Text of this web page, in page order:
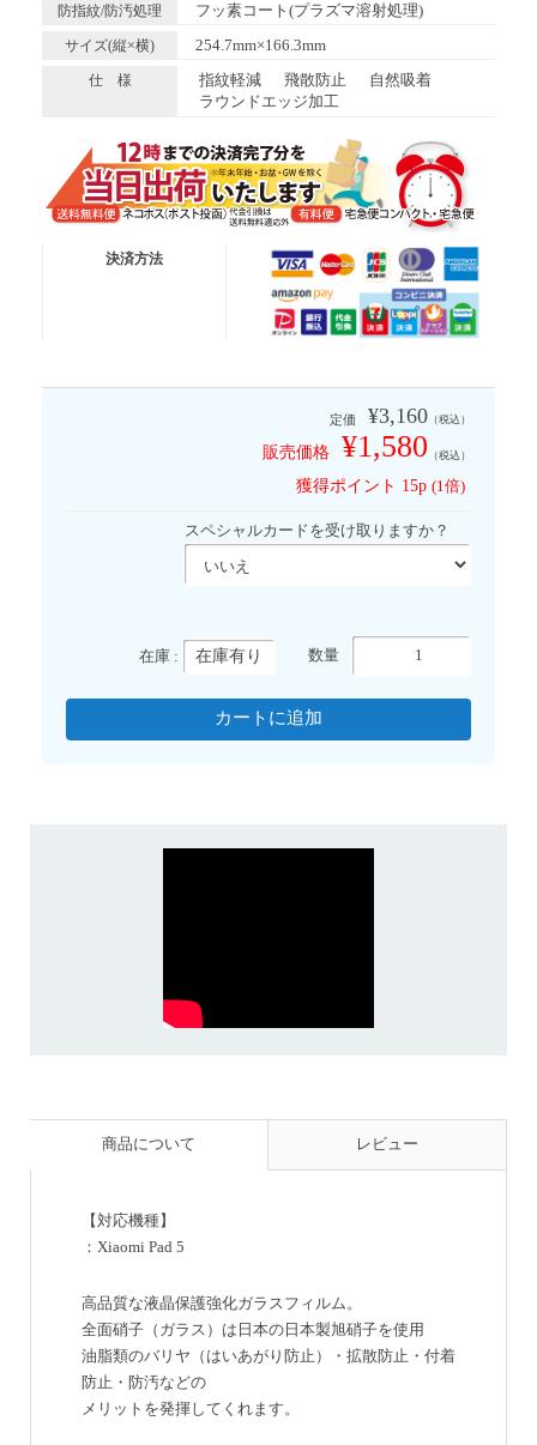
防指紋/防汚処理 フッ素コート(プラズマ溶射処理)
サイズ(縦×横) 254.7mm×166.3mm
仕 様 指紋軽減 飛散防止
自然吸着
ラウンドエッジ加工
宅急便コンパクト
決済方法
定価 ¥3,160 （税込）
販売価格 ¥1,580 （税込）
獲得ポイント 15p (1倍)
スペシャルカードを受け取りますか？
数量
在庫 : 在庫有り
商品について レビュー
【対応機種】
：Xiaomi Pad 5
高品質な液晶保護強化ガラスフィルム。
全面硝子（ガラス）は日本の日本製旭硝子を使用
油脂類のバリヤ（はいあがり防止）・拡散防止・付着
防止・防汚などの
メリットを発揮してくれます。